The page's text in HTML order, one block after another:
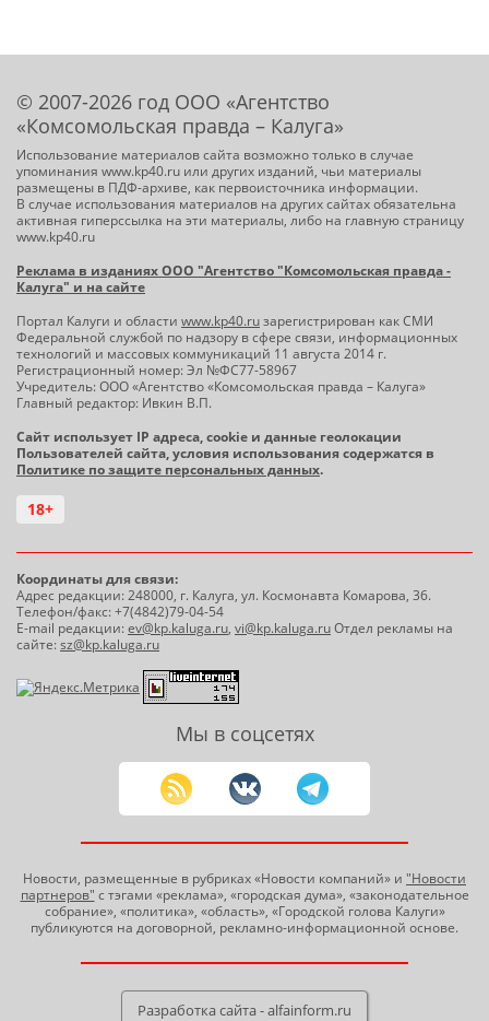
© 2007-2026 год ООО «Агентство
«Комсомольская правда – Калуга»
Использование материалов сайта возможно только в случае
упоминания www.kp40.ru или других изданий, чьи материалы
размещены в ПДФ-архиве, как первоисточника информации.
В случае использования материалов на других сайтах обязательна
активная гиперссылка на эти материалы, либо на главную страницу
www.kp40.ru
Реклама в изданиях ООО "Агентство "Комсомольская правда -
Калуга" и на сайте
Портал Калуги и области www.kp40.ruзарегистрирован как СМИ
Федеральной службой по надзору в сфере связи, информационных
технологий и массовых коммуникаций 11 августа 2014 г.
Регистрационный номер: Эл №ФС77-58967
Учредитель: ООО «Агентство «Комсомольская правда – Калуга»
Главный редактор: Ивкин В.П.
Сайт использует IP адреса, cookie и данные геолокации
Пользователей сайта, условия использования содержатся в
Политике по защите персональных данных.
18+
Координаты для связи:
Адрес редакции: 248000, г. Калуга, ул. Космонавта Комарова, 36.
Телефон/факс: +7(4842)79-04-54
E-mail редакции:ev@kp.kaluga.ru, vi@kp.kaluga.ruОтдел рекламы на
сайте:sz@kp.kaluga.ru
Мы в соцсетях
Новости, размещенные в рубриках «Новости компаний» и "Новости
партнеров" с тэгами «реклама», «городская дума», «законодательное
собрание», «политика», «область», «Городской голова Калуги»
публикуются на договорной, рекламно-информационной основе.
Разработка сайта - alfainform.ru